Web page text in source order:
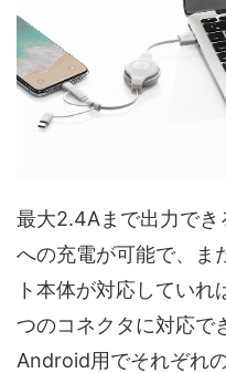
最大2.4Aまで出力でき
への充電が可能で、ま
ト本体が対応していれ
つのコネクタに対応で
Android用でそれぞれ